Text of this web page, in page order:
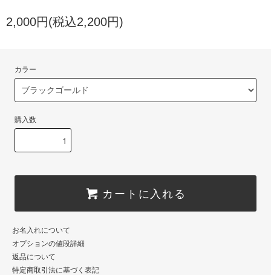
2,000円(税込2,200円)
カラー
購入数
カートに入れる
お名入れについて
オプションの値段詳細
返品について
特定商取引法に基づく表記